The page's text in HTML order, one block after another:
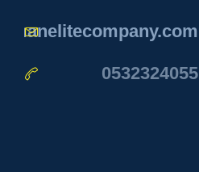
0532324055